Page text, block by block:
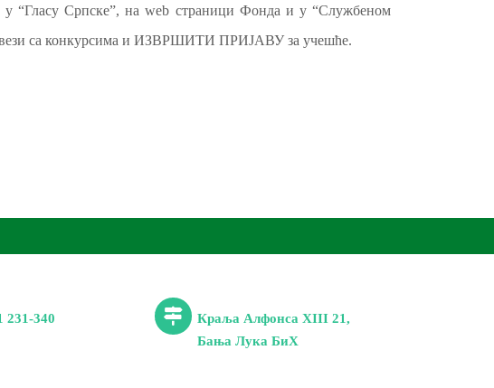
у “Гласу Српске”, на web страници Фонда и у “Службеном
вези са конкурсима и ИЗВРШИТИ ПРИЈАВУ за учешће.
231-340
Краља Алфонса XIII 21,
Бања Лука БиХ